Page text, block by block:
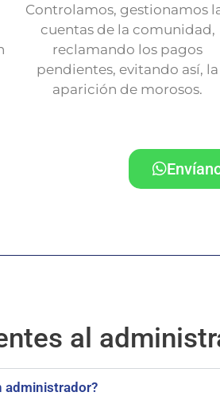
Controlamos, gestionamos
cuentas de la comunidad,
reclamando los pagos
pendientes, evitando así, la
aparición de morosos.
al
administrador?